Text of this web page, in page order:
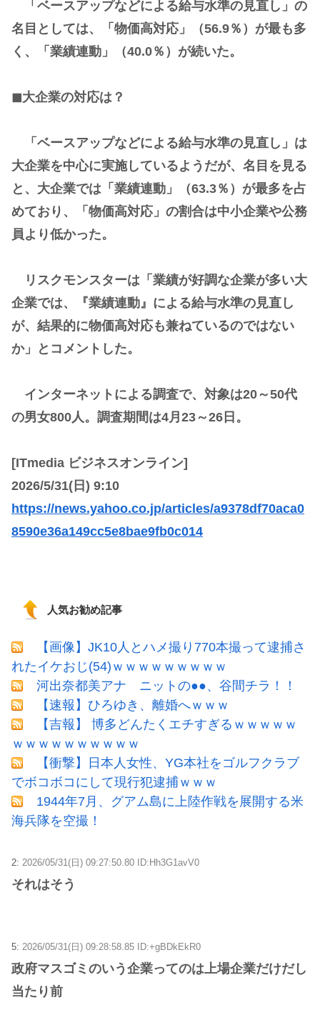
「ベースアップなどによる給与水準の見直し」の
名目としては、「物価高対応」（56.9％）が最も多
く、「業績連動」（40.0％）が続いた。
◼大企業の対応は？
「ベースアップなどによる給与水準の見直し」は
大企業を中心に実施しているようだが、名目を見る
と、大企業では「業績連動」（63.3％）が最多を占
めており、「物価高対応」の割合は中小企業や公務
員より低かった。
リスクモンスターは「業績が好調な企業が多い大
企業では、『業績連動』による給与水準の見直し
が、結果的に物価高対応も兼ねているのではない
か」とコメントした。
インターネットによる調査で、対象は20～50代
の男女800人。調査期間は4月23～26日。
[ITmedia ビジネスオンライン]
2026/5/31(日) 9:10
https://news.yahoo.co.jp/articles/a9378df70aca0
8590e36a149cc5e8bae9fb0c014
人気お勧め記事
【画像】JK10人とハメ撮り770本撮って逮捕さ
れたイケおじ(54)ｗｗｗｗｗｗｗｗｗ
河出奈都美アナ ニットの●●、谷間チラ！！
【速報】ひろゆき、離婚へｗｗｗ
【吉報】 博多どんたくエチすぎるｗｗｗｗｗ
ｗｗｗｗｗｗｗｗｗｗ
【衝撃】日本人女性、YG本社をゴルフクラブ
でボコボコにして現行犯逮捕ｗｗｗ
1944年7月、グアム島に上陸作戦を展開する米
海兵隊を空撮！
2: 2026/05/31(日) 09:27:50.80 ID:Hh3G1avV0
それはそう
5: 2026/05/31(日) 09:28:58.85 ID:+gBDkEkR0
政府マスゴミのいう企業ってのは上場企業だけだし
当たり前